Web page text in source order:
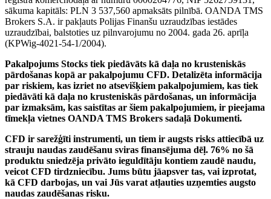
sākuma kapitāls: PLN 3 537,560 apmaksāts pilnībā. OANDA TMS
Brokers S.A. ir pakļauts Polijas Finanšu uzraudzības iestādes
uzraudzībai, balstoties uz pilnvarojumu no 2004. gada 26. aprīļa
(KPWig-4021-54-1/2004).
Pakalpojums Stocks tiek piedāvāts kā daļa no krusteniskās
pārdošanas kopā ar pakalpojumu CFD. Detalizēta informācija
par riskiem, kas izriet no atsevišķiem pakalpojumiem, kas tiek
piedāvāti kā daļa no krusteniskās pārdošanas, un informācija
par izmaksām, kas saistītas ar šiem pakalpojumiem, ir pieejama
tīmekļa vietnes OANDA TMS Brokers sadaļā Dokumenti.
CFD ir sarežģīti instrumenti, un tiem ir augsts risks attiecībā uz
strauju naudas zaudēšanu sviras finansējuma dēļ. 76% no šā
produktu sniedzēja privāto ieguldītāju kontiem zaudē naudu,
veicot CFD tirdzniecību. Jums būtu jāapsver tas, vai izprotat,
kā CFD darbojas, un vai Jūs varat atļauties uzņemties augsto
naudas zaudēšanas risku.